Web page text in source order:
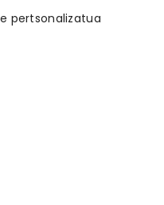
pertsonalizatua